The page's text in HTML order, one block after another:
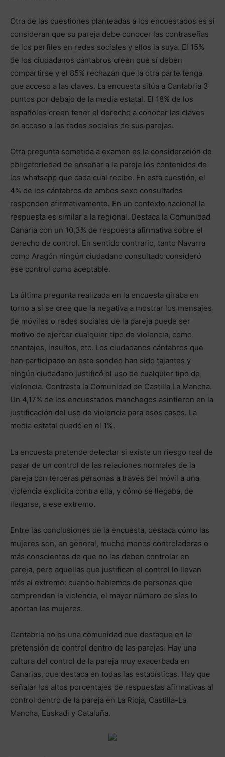
Otra de las cuestiones planteadas a los encuestados es si
consideran que su pareja debe conocer las contraseñas
de los perfiles en redes sociales y ellos la suya. El 15%
de los ciudadanos cántabros creen que sí deben
compartirse y el 85% rechazan que la otra parte tenga
que acceso a las claves. La encuesta sitúa a Cantabria 3
puntos por debajo de la media estatal. El 18% de los
españoles creen tener el derecho a conocer las claves
de acceso a las redes sociales de sus parejas.
Otra pregunta sometida a examen es la consideración de
obligatoriedad de enseñar a la pareja los contenidos de
los whatsapp que cada cual recibe. En esta cuestión, el
4% de los cántabros de ambos sexo consultados
responden afirmativamente. En un contexto nacional la
respuesta es similar a la regional. Destaca la Comunidad
Canaria con un 10,3% de respuesta afirmativa sobre el
derecho de control. En sentido contrario, tanto Navarra
como Aragón ningún ciudadano consultado consideró
ese control como aceptable.
La última pregunta realizada en la encuesta giraba en
torno a si se cree que la negativa a mostrar los mensajes
de móviles o redes sociales de la pareja puede ser
motivo de ejercer cualquier tipo de violencia, como
chantajes, insultos, etc. Los ciudadanos cántabros que
han participado en este sondeo han sido tajantes y
ningún ciudadano justificó el uso de cualquier tipo de
violencia. Contrasta la Comunidad de Castilla La Mancha.
Un 4,17% de los encuestados manchegos asintieron en la
justificación del uso de violencia para esos casos. La
media estatal quedó en el 1%.
La encuesta pretende detectar si existe un riesgo real de
pasar de un control de las relaciones normales de la
pareja con terceras personas a través del móvil a una
violencia explícita contra ella, y cómo se llegaba, de
llegarse, a ese extremo.
Entre las conclusiones de la encuesta, destaca cómo las
mujeres son, en general, mucho menos controladoras o
más conscientes de que no las deben controlar en
pareja, pero aquellas que justifican el control lo llevan
más al extremo: cuando hablamos de personas que
comprenden la violencia, el mayor número de síes lo
aportan las mujeres.
Cantabria no es una comunidad que destaque en la
pretensión de control dentro de las parejas. Hay una
cultura del control de la pareja muy exacerbada en
Canarias, que destaca en todas las estadísticas. Hay que
señalar los altos porcentajes de respuestas afirmativas al
control dentro de la pareja en La Rioja, Castilla-La
Mancha, Euskadi y Cataluña.